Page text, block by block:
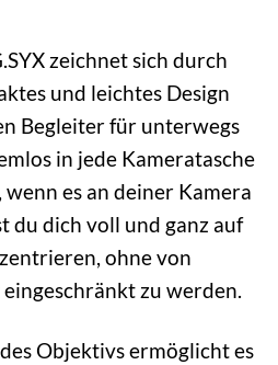
zeichnet sich durch
und leichtes Design
Begleiter für unterwegs
in jede Kameratasche
es an deiner Kamera
du dich voll und ganz auf
ohne von
zu werden.
Objektivs ermöglicht es